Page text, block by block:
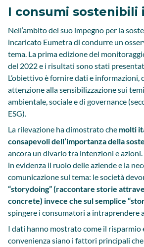
I consumi sostenibili
Nell’ambito del suo impegno per la
incaricato Eumetra di condurre un
tema. La prima edizione del
del 2022 e i risultati sono stati
L’obiettivo è fornire dati e informazioni,
attenzione alla sensibilizzazione sui
ambientale, sociale e di governance
ESG).
La rilevazione ha dimostrato che molti
consapevoli dell’importanza della
ancora un divario tra intenzioni e azioni.
in evidenza il ruolo delle aziende e la
comunicazione sul tema: le società
“storydoing” (raccontare storie
concrete) invece che sul semplice
spingere i consumatori a intraprendere
I dati hanno mostrato come il risparmio
convenienza siano i fattori principali